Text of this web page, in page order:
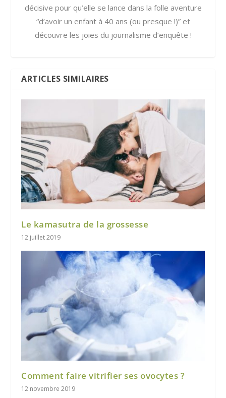
décisive pour qu’elle se lance dans la folle aventure
“d’avoir un enfant à 40 ans (ou presque !)” et
découvre les joies du journalisme d’enquête !
ARTICLES SIMILAIRES
Le kamasutra de la grossesse
12 juillet 2019
Comment faire vitrifier ses ovocytes ?
12 novembre 2019